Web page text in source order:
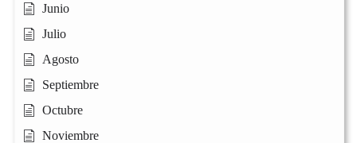
Junio
Julio
Agosto
Septiembre
Octubre
Noviembre